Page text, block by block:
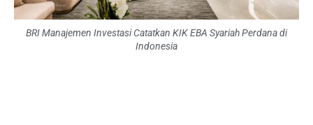
BRI Manajemen Investasi Catatkan KIK EBA Syariah Perdana di
Indonesia